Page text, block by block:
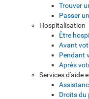
Trouver
Passer
Hospitalisation
Être
Avant
Pendant
Après
Services d'aide
Droits du